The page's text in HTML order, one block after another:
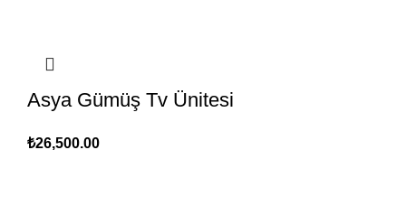
Asya Gümüş Tv Ünitesi
₺26,500.00